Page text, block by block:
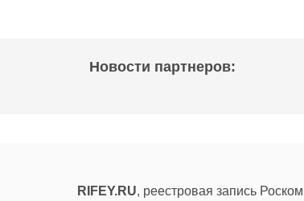
Новости партнеров:
RIFEY.RU, реестровая запись